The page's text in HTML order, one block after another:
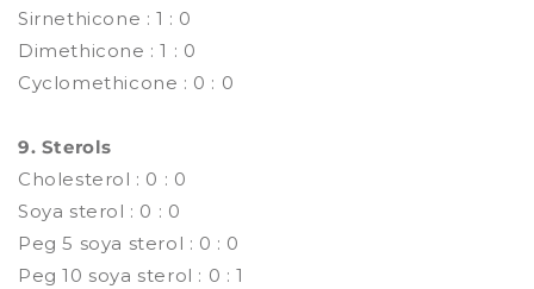
Sirnethicone : 1 : 0
Dimethicone : 1 : 0
Cyclomethicone : 0 : 0
9. Sterols
Cholesterol : 0 : 0
Soya sterol : 0 : 0
Peg 5 soya sterol : 0 : 0
Peg 10 soya sterol : 0 : 1